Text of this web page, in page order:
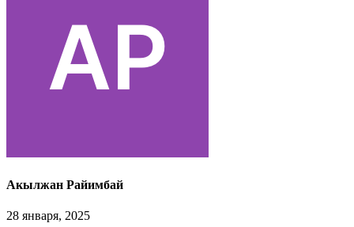
Акылжан Райимбай
28 января, 2025